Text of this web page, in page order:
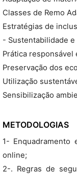
Classes de Remo
Estratégias de
- Sustentabilidade e
Prática responsável
Preservação dos
Utilização
Sensibilização
METODOLOGIAS
1- Enquadramento
online;
2-. Regras de